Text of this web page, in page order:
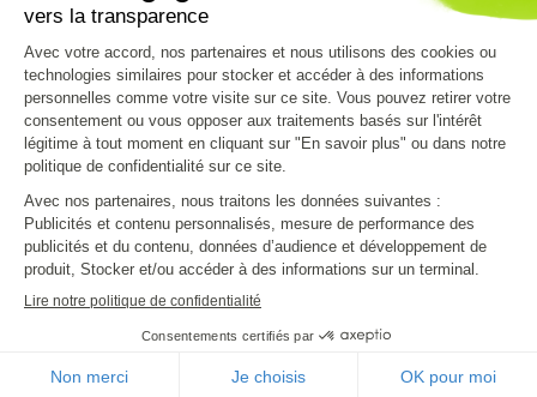
Nous découvrir
Nous connaître
VPK Group
Environnement
Code de conduite
Nous rejoindre
Nos services
Conditions de livraison
Emballages personnalisés
Clients Grands Comptes
Vous aider
Formulaire de contact
Infos pratiques
CGV Mentions légales
Plan du site
2023 - Made by Blackbird